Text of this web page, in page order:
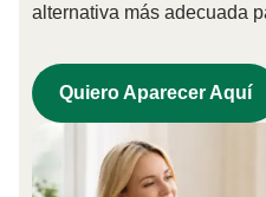
alternativa más adecuada
Quiero Aparecer Aquí